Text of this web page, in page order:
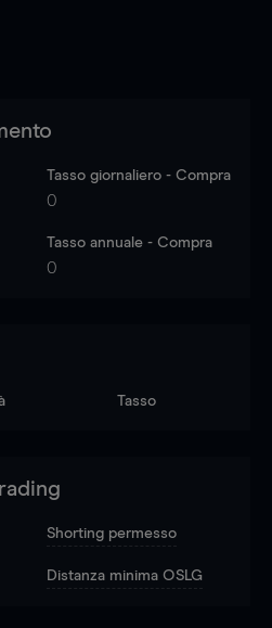
Tasso giornaliero - Compra
0
Tasso annuale - Compra
0
Tasso
Shorting permesso
Distanza minima OSLG